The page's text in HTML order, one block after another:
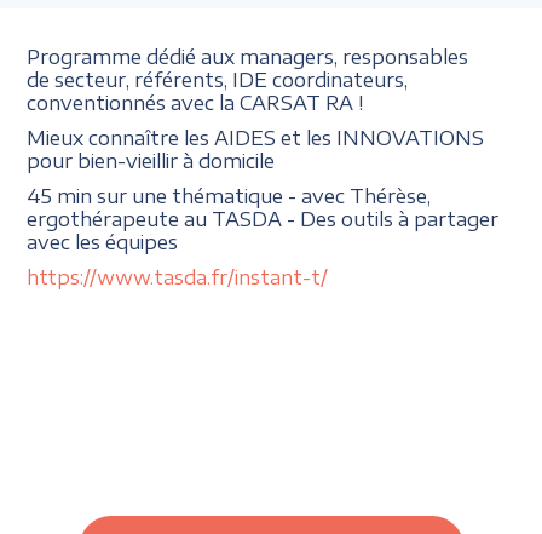
Programme dédié aux managers, responsables
de secteur, référents, IDE coordinateurs,
conventionnés avec la CARSAT RA !
Mieux connaître les AIDES et les INNOVATIONS
pour bien-vieillir à domicile
45 min sur une thématique - avec Thérèse,
ergothérapeute au TASDA - Des outils à partager
avec les équipes
https://www.tasda.fr/instant-t/